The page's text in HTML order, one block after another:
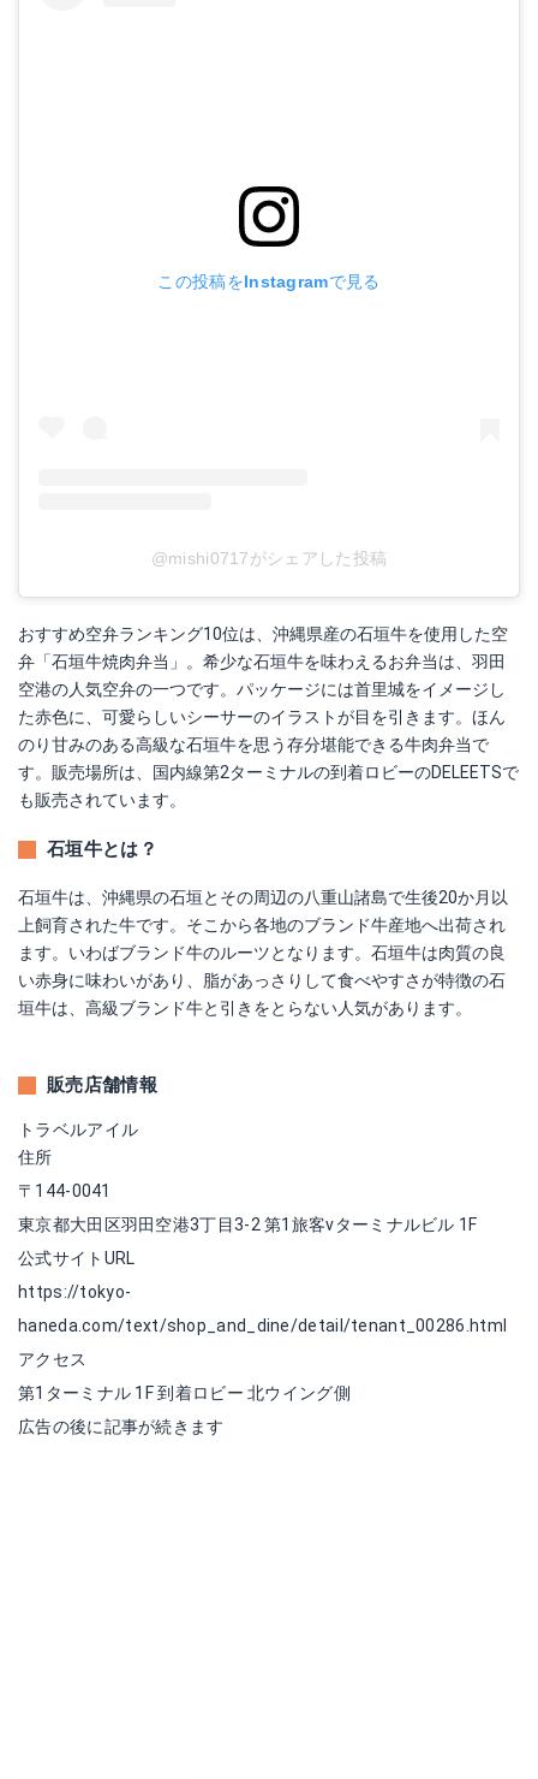
この投稿をInstagramで見る
@mishi0717がシェアした投稿
おすすめ空弁ランキング10位は、沖縄県産の石垣牛を使用した空
弁「石垣牛焼肉弁当」。希少な石垣牛を味わえるお弁当は、羽田
空港の人気空弁の一つです。パッケージには首里城をイメージし
た赤色に、可愛らしいシーサーのイラストが目を引きます。ほん
のり甘みのある高級な石垣牛を思う存分堪能できる牛肉弁当で
す。販売場所は、国内線第2ターミナルの到着ロビーのDELEETSで
も販売されています。
石垣牛とは？
石垣牛は、沖縄県の石垣とその周辺の八重山諸島で生後20か月以
上飼育された牛です。そこから各地のブランド牛産地へ出荷され
ます。いわばブランド牛のルーツとなります。石垣牛は肉質の良
い赤身に味わいがあり、脂があっさりして食べやすさが特徴の石
垣牛は、高級ブランド牛と引きをとらない人気があります。
販売店舗情報
トラベルアイル
住所
〒144-0041
東京都大田区羽田空港3丁目3-2 第1旅客vターミナルビル 1F
公式サイトURL
https://tokyo-
haneda.com/text/shop_and_dine/detail/tenant_00286.html
アクセス
第1ターミナル 1F 到着ロビー 北ウイング側
広告の後に記事が続きます